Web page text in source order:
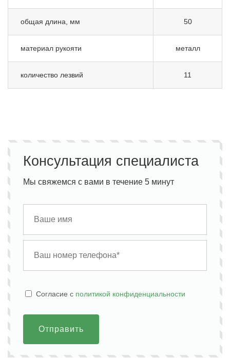
общая длина, мм 50
материал рукояти металл
количество лезвий 11
Консультация специалиста
Мы свяжемся с вами в течение 5 минут
Cогласие с политикой конфиденциальности
Отправить